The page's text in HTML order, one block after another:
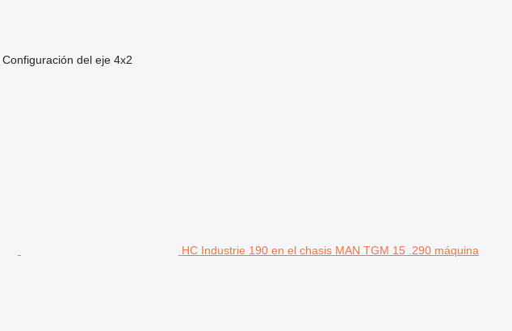
Configuración del eje 4x2
HC Industrie 190 en el chasis MAN TGM 15 .290 máquina